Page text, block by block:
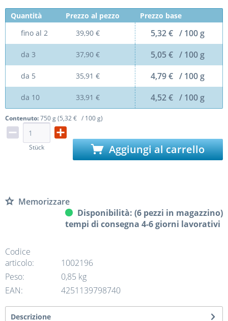
Quantità Prezzo al pezzo
Prezzo base
fino al 2 39,90 € 5,32 € / 100 g
da 3 37,90 € 5,05 € / 100 g
da 5 35,91 € 4,79 € / 100 g
da 10 33,91 € 4,52 € / 100 g
Contenuto:750 g (5,32 € / 100 g)
Stück Aggiungi al carrello
Memorizzare
Disponibilità: (6 pezzi in magazzino)
tempi di consegna 4-6 giorni lavorativi
Codice
articolo:
1002196
Peso:
0,85 kg
EAN:
4251139798740
Descrizione